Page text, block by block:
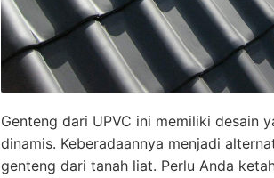
Genteng dari UPVC ini memiliki desain
dinamis. Keberadaannya menjadi
genteng dari tanah liat. Perlu Anda